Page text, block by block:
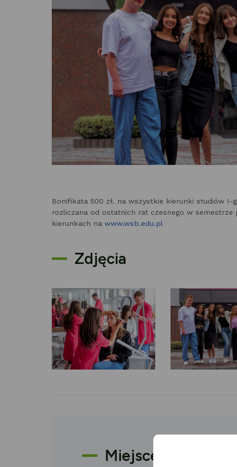
Bonifikata 500 zł. na wszystkie kierunki studiów
rozliczana od ostatnich rat czesnego w
kierunkach na www.wsb.edu.pl
Zdjęcia
Miejsce